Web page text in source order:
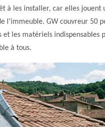
à les installer, car elles
l'immeuble. GW couvreur 50
et les matériels
à tous.